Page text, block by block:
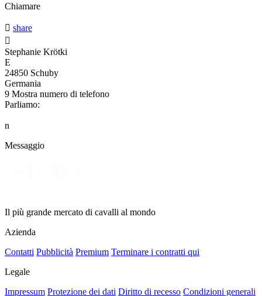
Chiamare
 share

Stephanie Krötki
E
24850 Schuby
Germania
9 Mostra numero di telefono
Parliamo:
n
Messaggio
Il più grande mercato di cavalli al mondo
Azienda
Contatti Pubblicità Premium Terminare i contratti qui
Legale
Impressum Protezione dei dati Diritto di recesso Condizioni generali